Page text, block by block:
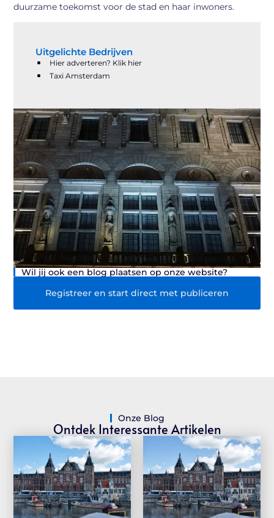
duurzame toekomst voor de stad en haar inwoners.
Uitgelichte Bedrijven
Hier adverteren? Klik hier
Taxi Amsterdam
Wil jij ook een blog plaatsen op onze website?
Registreer en start direct met publiceren
Onze Blog
Ontdek Interessante Artikelen